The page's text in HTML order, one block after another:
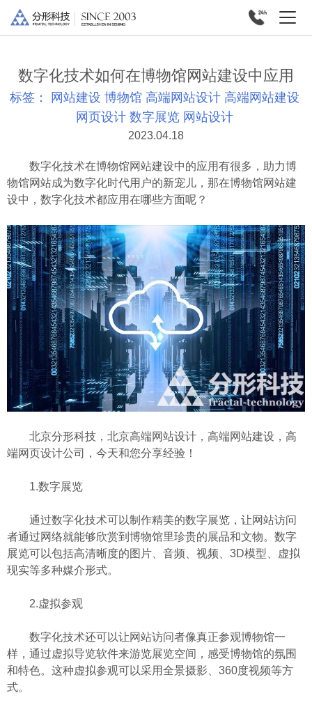
数字化技术如何在博物馆网站建设中应用
标签： 网站建设 博物馆 高端网站设计 高端网站建设
网页设计 数字展览 网站设计
2023.04.18
数字化技术在博物馆网站建设中的应用有很多，助力博
物馆网站成为数字化时代用户的新宠儿，那在博物馆网站建
设中，数字化技术都应用在哪些方面呢？
北京分形科技，北京高端网站设计，高端网站建设，高
端网页设计公司，今天和您分享经验！
1.数字展览
通过数字化技术可以制作精美的数字展览，让网站访问
者通过网络就能够欣赏到博物馆里珍贵的展品和文物。数字
展览可以包括高清晰度的图片、音频、视频、3D模型、虚拟
现实等多种媒介形式。
2.虚拟参观
数字化技术还可以让网站访问者像真正参观博物馆一
样，通过虚拟导览软件来游览展览空间，感受博物馆的氛围
和特色。这种虚拟参观可以采用全景摄影、360度视频等方
式。